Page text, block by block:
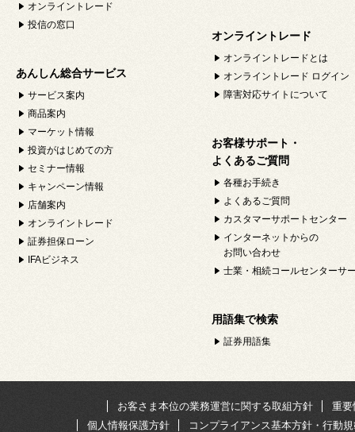
オンライントレード
投信の窓口
あんしん総合サービス
サービス案内
商品案内
マーケット情報
投資がはじめての方
セミナー情報
キャンペーン情報
店舗案内
オンライントレード
証券担保ローン
IFAビジネス
オンライントレード
オンライントレードとは
オンライントレード ログイン
障害対応サイトについて
お客様サポート・
よくあるご質問
各種お手続き
よくあるご質問
カスタマーサポートセンター
インターネットからの
お問い合わせ
士業・相続コールセンターサ
用語集で検索
証券用語集
お客さま本位の業務運営に関する取組方針
重要
個人情報保護方針
コンプライアンス基本方針・行動